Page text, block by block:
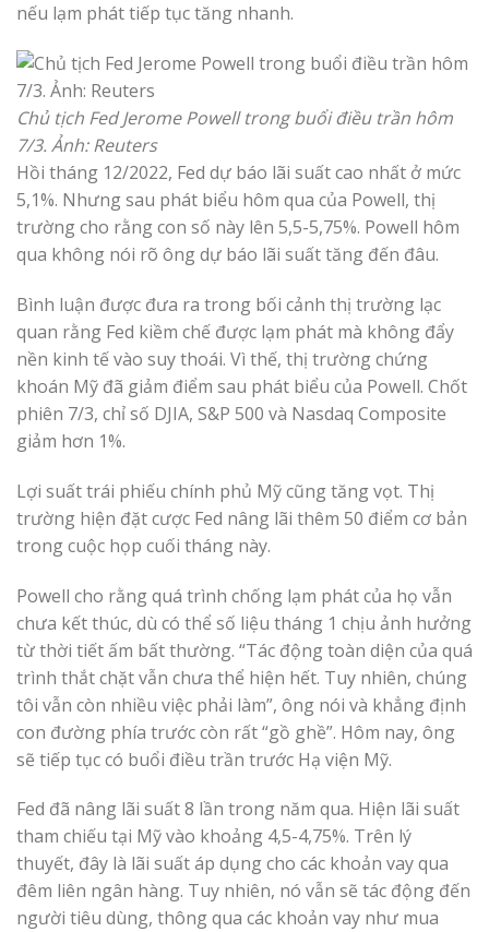
nếu lạm phát tiếp tục tăng nhanh.
Chủ tịch Fed Jerome Powell trong buổi điều trần hôm
7/3. Ảnh: Reuters
Hồi tháng 12/2022, Fed dự báo lãi suất cao nhất ở mức
5,1%. Nhưng sau phát biểu hôm qua của Powell, thị
trường cho rằng con số này lên 5,5-5,75%. Powell hôm
qua không nói rõ ông dự báo lãi suất tăng đến đâu.
Bình luận được đưa ra trong bối cảnh thị trường lạc
quan rằng Fed kiềm chế được lạm phát mà không đẩy
nền kinh tế vào suy thoái. Vì thế, thị trường chứng
khoán Mỹ đã giảm điểm sau phát biểu của Powell. Chốt
phiên 7/3, chỉ số DJIA, S&P 500 và Nasdaq Composite
giảm hơn 1%.
Lợi suất trái phiếu chính phủ Mỹ cũng tăng vọt. Thị
trường hiện đặt cược Fed nâng lãi thêm 50 điểm cơ bản
trong cuộc họp cuối tháng này.
Powell cho rằng quá trình chống lạm phát của họ vẫn
chưa kết thúc, dù có thể số liệu tháng 1 chịu ảnh hưởng
từ thời tiết ấm bất thường. “Tác động toàn diện của quá
trình thắt chặt vẫn chưa thể hiện hết. Tuy nhiên, chúng
tôi vẫn còn nhiều việc phải làm”, ông nói và khẳng định
con đường phía trước còn rất “gồ ghề”. Hôm nay, ông
sẽ tiếp tục có buổi điều trần trước Hạ viện Mỹ.
Fed đã nâng lãi suất 8 lần trong năm qua. Hiện lãi suất
tham chiếu tại Mỹ vào khoảng 4,5-4,75%. Trên lý
thuyết, đây là lãi suất áp dụng cho các khoản vay qua
đêm liên ngân hàng. Tuy nhiên, nó vẫn sẽ tác động đến
người tiêu dùng, thông qua các khoản vay như mua